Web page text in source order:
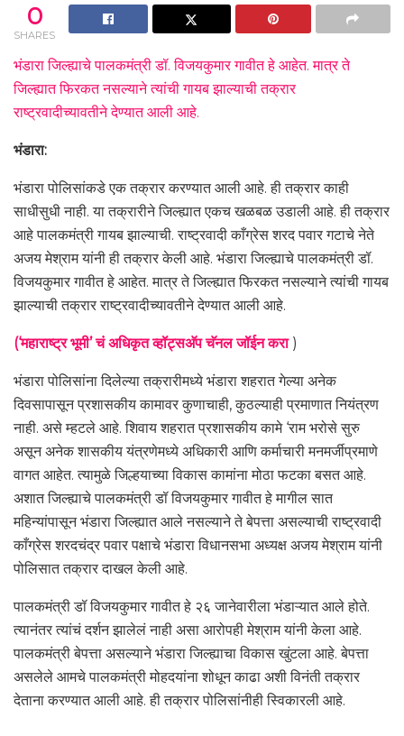
0
SHARES
भंडारा जिल्ह्याचे पालकमंत्री डॉ. विजयकुमार गावीत हे आहेत. मात्र ते
जिल्ह्यात फिरकत नसल्याने त्यांची गायब झाल्याची तक्रार
राष्ट्रवादीच्यावतीने देण्यात आली आहे.
भंडारा:
भंडारा पोलिसांकडे एक तक्रार करण्यात आली आहे. ही तक्रार काही
साधीसुधी नाही. या तक्रारीने जिल्ह्यात एकच खळबळ उडाली आहे. ही तक्रार
आहे पालकमंत्री गायब झाल्याची. राष्ट्रवादी काँग्रेस शरद पवार गटाचे नेते
अजय मेश्राम यांनी ही तक्रार केली आहे. भंडारा जिल्ह्याचे पालकमंत्री डॉ.
विजयकुमार गावीत हे आहेत. मात्र ते जिल्ह्यात फिरकत नसल्याने त्यांची गायब
झाल्याची तक्रार राष्ट्रवादीच्यावतीने देण्यात आली आहे.
(‘महाराष्ट्र भूमी’ चं अधिकृत व्हॉट्सअ‍ॅप चॅनल जॉईन करा)
भंडारा पोलिसांना दिलेल्या तक्रारीमध्ये भंडारा शहरात गेल्या अनेक
दिवसापासून प्रशासकीय कामावर कुणाचाही, कुठल्याही प्रमाणात नियंत्रण
नाही. असे म्हटले आहे. शिवाय शहरात प्रशासकीय कामे ‘राम भरोसे सुरु
असून अनेक शासकीय यंत्रणेमध्ये अधिकारी आणि कर्माचारी मनमर्जीप्रमाणे
वागत आहेत. त्यामुळे जिल्हयाच्या विकास कामांना मोठा फटका बसत आहे.
अशात जिल्ह्याचे पालकमंत्री डॉ विजयकुमार गावीत हे मागील सात
महिन्यांपासून भंडारा जिल्ह्यात आले नसल्याने ते बेपत्ता असल्याची राष्ट्रवादी
काँग्रेस शरदचंद्र पवार पक्षाचे भंडारा विधानसभा अध्यक्ष अजय मेश्राम यांनी
पोलिसात तक्रार दाखल केली आहे.
पालकमंत्री डॉ विजयकुमार गावीत हे २६ जानेवारीला भंडाऱ्यात आले होते.
त्यानंतर त्यांचं दर्शन झालेलं नाही असा आरोपही मेश्राम यांनी केला आहे.
पालकमंत्री बेपत्ता असल्याने भंडारा जिल्ह्याचा विकास खुंटला आहे. बेपत्ता
असलेले आमचे पालकमंत्री मोहदयांना शोधून काढा अशी विनंती तक्रार
देताना करण्यात आली आहे. ही तक्रार पोलिसांनीही स्विकारली आहे.